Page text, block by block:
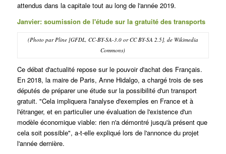
attendus dans la capitale tout au long de l'année 2019.
Janvier: soumission de l'étude sur la gratuité des transports
(Photo par Pline [GFDL, CC-BY-SA-3.0 or CC BY-SA 2.5], de Wikimedia
Commons)
Ce débat d'actualité repose sur le pouvoir d'achat des Français.
En 2018, la maire de Paris, Anne Hidalgo, a chargé trois de ses
députés de préparer une étude sur la possibilité d'un transport
gratuit. "Cela impliquera l'analyse d'exemples en France et à
l'étranger, et en particulier une évaluation de l'existence d'un
modèle économique viable: rien n'a démontré jusqu'à présent que
cela soit possible", a-t-elle expliqué lors de l'annonce du projet
l'année dernière.